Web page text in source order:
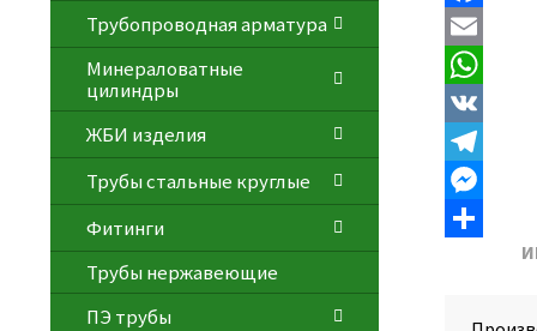
F
a
c
e
b
o
E
m
a
W
h
a
V
K
T
eM
Трубопроводная арматура
Минераловатные
цилиндры
ЖБИ изделия
Трубы стальные круглые
Фитинги
Трубы нержавеющие
ПЭ трубы